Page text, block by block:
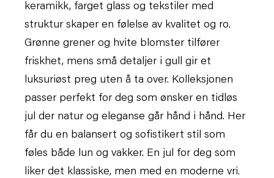
keramikk, farget glass og tekstiler med
struktur skaper en følelse av kvalitet og ro.
Grønne grener og hvite blomster tilfører
friskhet, mens små detaljer i gull gir et
luksuriøst preg uten å ta over. Kolleksjonen
passer perfekt for deg som ønsker en tidløs
jul der natur og eleganse går hånd i hånd. Her
får du en balansert og sofistikert stil som
føles både lun og vakker. En jul for deg som
liker det klassiske, men med en moderne vri.